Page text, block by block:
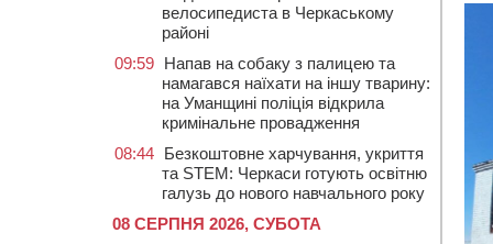
велосипедиста в Черкаському
районі
09:59 Напав на собаку з палицею та
намагався наїхати на іншу тварину:
на Уманщині поліція відкрила
кримінальне провадження
08:44 Безкоштовне харчування, укриття
та STEM: Черкаси готують освітню
галузь до нового навчального року
08 СЕРПНЯ 2026, СУБОТА